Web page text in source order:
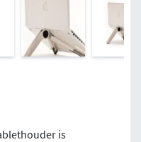
is